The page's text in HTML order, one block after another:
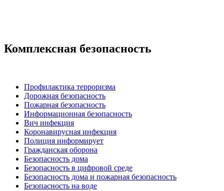
Комплексная безопасность
Профилактика терроризма
Дорожная безопасность
Пожарная безопасность
Информационная безопасность
Вич инфекция
Коронавирусная инфекция
Полиция информирует
Гражданская оборона
Безопасность дома
Безопасность в цифровой среде
Безопасность дома и пожарная безопасность
Безопасность на воде